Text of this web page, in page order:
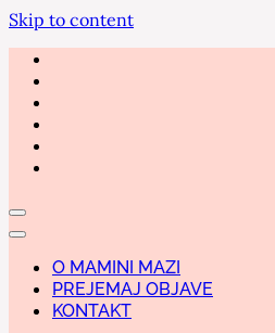
Skip to content
O MAMINI MAZI
PREJEMAJ OBJAVE
KONTAKT